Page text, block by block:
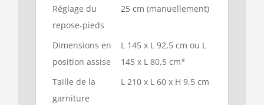
Réglage du
repose-pieds
25 cm (manuellement)
Dimensions en
position assise
L 145 x L 92,5 cm ou L
145 x L 80,5 cm*
Taille de la
garniture
L 210 x L 60 x H 9,5 cm